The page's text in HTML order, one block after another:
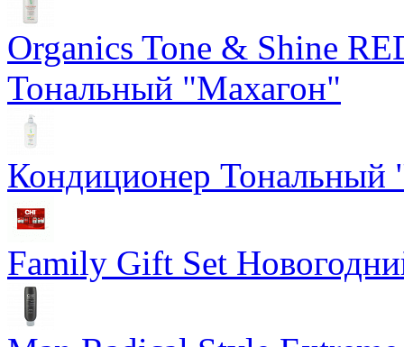
Organics Tone & Shine
Тональный "Махагон"
Кондиционер Тональный
Family Gift Set